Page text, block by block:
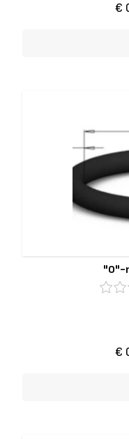
€
"О"-
€